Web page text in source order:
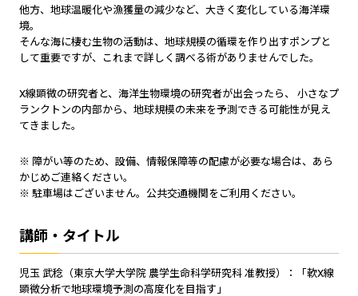
他方、地球温暖化や漁獲量の減少など、大きく変化している海洋環
境。
そんな海に棲む生物の活動は、地球規模の循環を作り出すポンプと
して重要ですが、これまで詳しく調べる術がありませんでした。
X線顕微の研究者と、海洋生物環境の研究者が出会ったら、 小さなプ
ランクトンの内部から、地球規模の未来を予測できる可能性が見え
てきました。
※ 障がい等のため、設備、情報保障等の配慮が必要な場合は、あら
かじめご連絡ください。
※ 駐車場はございません。公共交通機関をご利用ください。
講師・タイトル
児玉 武稔（東京大学大学院 農学生命科学研究科 准教授）：「軟X線
顕微分析で地球環境予測の高度化を目指す」